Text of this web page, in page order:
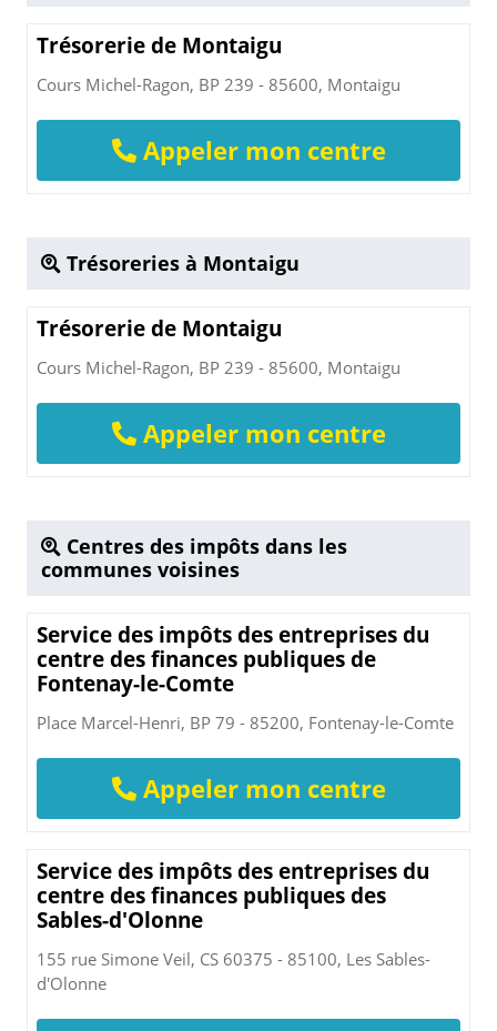
Trésorerie de Montaigu
Cours Michel-Ragon, BP 239 - 85600, Montaigu
Appeler mon centre
Trésoreries à Montaigu
Trésorerie de Montaigu
Cours Michel-Ragon, BP 239 - 85600, Montaigu
Appeler mon centre
Centres des impôts dans les
communes voisines
Service des impôts des entreprises du
centre des finances publiques de
Fontenay-le-Comte
Place Marcel-Henri, BP 79 - 85200, Fontenay-le-Comte
Appeler mon centre
Service des impôts des entreprises du
centre des finances publiques des
Sables-d'Olonne
155 rue Simone Veil, CS 60375 - 85100, Les Sables-
d'Olonne